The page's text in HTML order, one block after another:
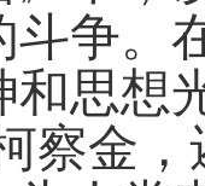
斗争。
和思想
察金